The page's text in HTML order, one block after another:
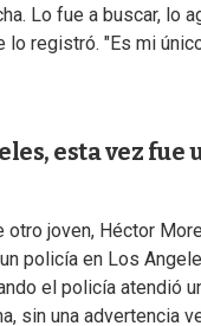
Lo fue a buscar, lo
lo registró. "Es mi
esta vez fue
joven, Héctor
policía en Los
el policía atendió
sin una advertencia